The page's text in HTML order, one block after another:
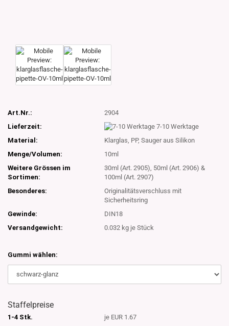
Art.Nr.:
2904
Lieferzeit:
7-10 Werktage
Material:
Klarglas, PP, Sauger aus Silikon
Menge/Volumen:
10ml
Weitere Grössen im
Sortimen:
30ml (Art. 2905), 50ml (Art. 2906) &
100ml (Art. 2907)
Besonderes:
Originalitätsverschluss mit
Sicherheitsring
Gewinde:
DIN18
Versandgewicht:
0.032 kg je Stück
Gummi wählen:
Staffelpreise
1-4 Stk.
je EUR 1.67